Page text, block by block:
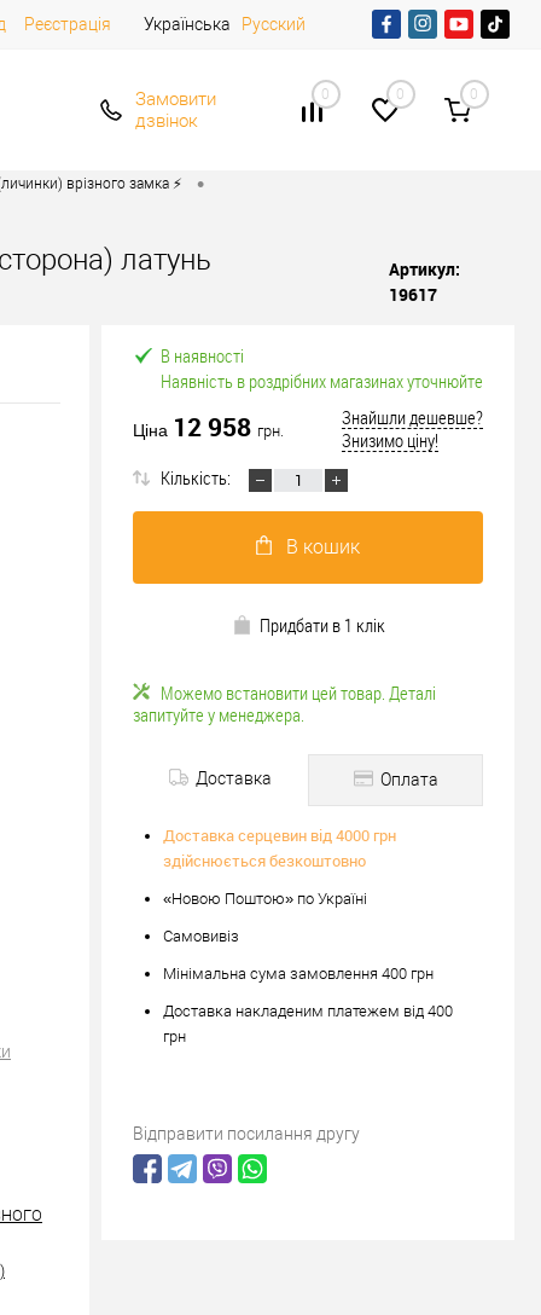
Реєстрація Українська Русский
Замовити
дзвінок
0 0 0
врізного замка ⚡️ •
латунь
Артикул:
19617
В наявності
Наявність в роздрібних магазинах уточнюйте
Ціна 12 958 грн.
Знайшли дешевше?
Знизимо ціну!
Кількість:
В кошик
Придбати в 1 клік
Можемо встановити цей товар. Деталі
запитуйте у менеджера.
Доставка Оплата
Доставка серцевин від 4000 грн
здійснюється безкоштовно
«Новою Поштою» по Україні
Самовивіз
Мінімальна сума замовлення 400 грн
Доставка накладеним платежем від 400
грн
Відправити посилання другу